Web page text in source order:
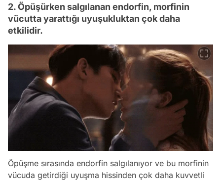
2. Öpüşürken salgılanan endorfin, morfinin
vücutta yarattığı uyuşukluktan çok daha
etkilidir.
Öpüşme sırasında endorfin salgılanıyor ve bu morfinin
vücuda getirdiği uyuşma hissinden çok daha kuvvetli